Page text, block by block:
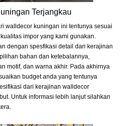
Terjangkau
walldecor kuningan ini tentunya sesuai
impor yang kami gunakan.
dengan spesfikasi detail dari kerajinan
bahan dan ketebalannya,
motif, dan warna akhir. Pada akhirnya
budget anda yang tentunya
dari kerajinan walldecor
Untuk informasi lebih lanjut silahkan